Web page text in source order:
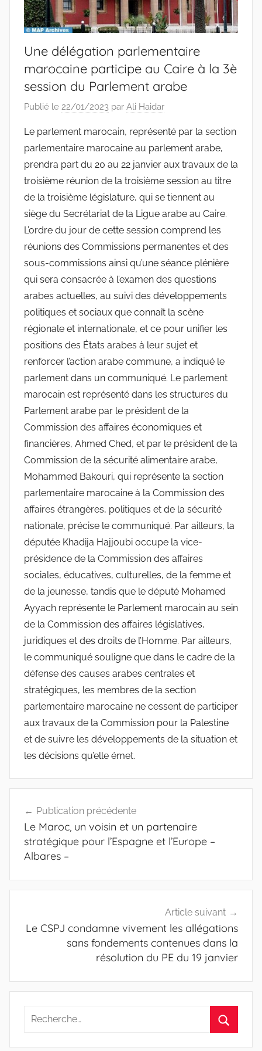
Une délégation parlementaire
marocaine participe au Caire à la 3è
session du Parlement arabe
Publié le 22/01/2023 par Ali Haidar
Le parlement marocain, représenté par la section
parlementaire marocaine au parlement arabe,
prendra part du 20 au 22 janvier aux travaux de la
troisième réunion de la troisième session au titre
de la troisième législature, qui se tiennent au
siège du Secrétariat de la Ligue arabe au Caire.
L’ordre du jour de cette session comprend les
réunions des Commissions permanentes et des
sous-commissions ainsi qu’une séance plénière
qui sera consacrée à l’examen des questions
arabes actuelles, au suivi des développements
politiques et sociaux que connaît la scène
régionale et internationale, et ce pour unifier les
positions des États arabes à leur sujet et
renforcer l’action arabe commune, a indiqué le
parlement dans un communiqué. Le parlement
marocain est représenté dans les structures du
Parlement arabe par le président de la
Commission des affaires économiques et
financières, Ahmed Ched, et par le président de la
Commission de la sécurité alimentaire arabe,
Mohammed Bakouri, qui représente la section
parlementaire marocaine à la Commission des
affaires étrangères, politiques et de la sécurité
nationale, précise le communiqué. Par ailleurs, la
députée Khadija Hajjoubi occupe la vice-
présidence de la Commission des affaires
sociales, éducatives, culturelles, de la femme et
de la jeunesse, tandis que le député Mohamed
Ayyach représente le Parlement marocain au sein
de la Commission des affaires législatives,
juridiques et des droits de l’Homme. Par ailleurs,
le communiqué souligne que dans le cadre de la
défense des causes arabes centrales et
stratégiques, les membres de la section
parlementaire marocaine ne cessent de participer
aux travaux de la Commission pour la Palestine
et de suivre les développements de la situation et
les décisions qu’elle émet.
de
l’article
Publication précédente
Le Maroc, un voisin et un partenaire
stratégique pour l’Espagne et l’Europe –
Albares –
Article suivant
Le CSPJ condamne vivement les allégations
sans fondements contenues dans la
résolution du PE du 19 janvier
Recherche
: